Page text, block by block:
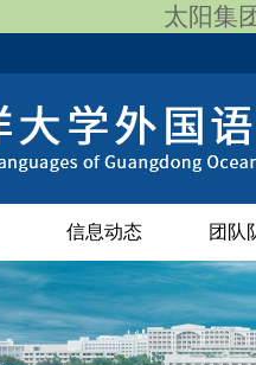
太阳集
信息动态 团队